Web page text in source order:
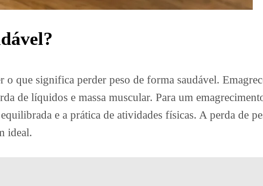
o que significa perder peso de forma saudável.
de líquidos e massa muscular. Para um
e a prática de atividades físicas. A perda de
ideal.